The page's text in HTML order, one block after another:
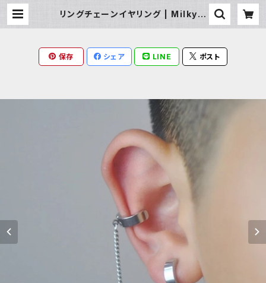
リングチェーンイヤリング | Milky R
保存 シェア LINE ポスト